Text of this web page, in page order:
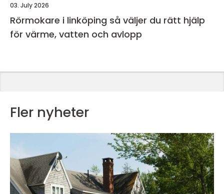
03. July 2026
Rörmokare i linköping så väljer du rätt hjälp
för värme, vatten och avlopp
Fler nyheter